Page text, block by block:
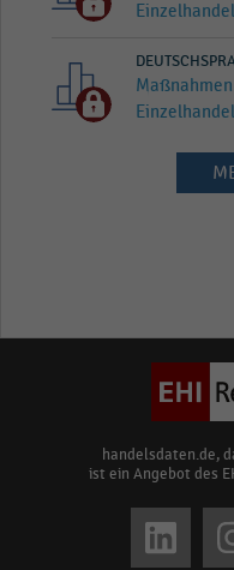
handelsdaten.de,
ist ein Angebot des